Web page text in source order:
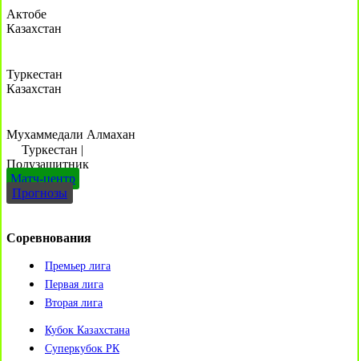
Актобе
Казахстан
Туркестан
Казахстан
Мухаммедали Алмахан
Туркестан |
Полузащитник
Матч-центр
Прогнозы
Соревнования
Премьер лига
Первая лига
Вторая лига
Кубок Казахстана
Суперкубок РК